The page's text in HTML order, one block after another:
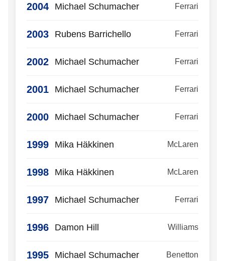
2004 Michael Schumacher Ferrari
2003 Rubens Barrichello Ferrari
2002 Michael Schumacher Ferrari
2001 Michael Schumacher Ferrari
2000 Michael Schumacher Ferrari
1999 Mika Häkkinen McLaren
1998 Mika Häkkinen McLaren
1997 Michael Schumacher Ferrari
1996 Damon Hill Williams
1995 Michael Schumacher Benetton